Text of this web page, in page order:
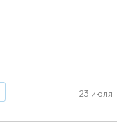
23 июля